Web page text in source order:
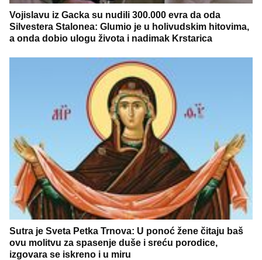
Vojislavu iz Gacka su nudili 300.000 evra da oda
Silvestera Stalonea: Glumio je u holivudskim hitovima,
a onda dobio ulogu života i nadimak Krstarica
Sutra je Sveta Petka Trnova: U ponoć žene čitaju baš
ovu molitvu za spasenje duše i sreću porodice,
izgovara se iskreno i u miru